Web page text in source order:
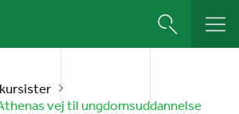
vej til ungdomsuddannelse